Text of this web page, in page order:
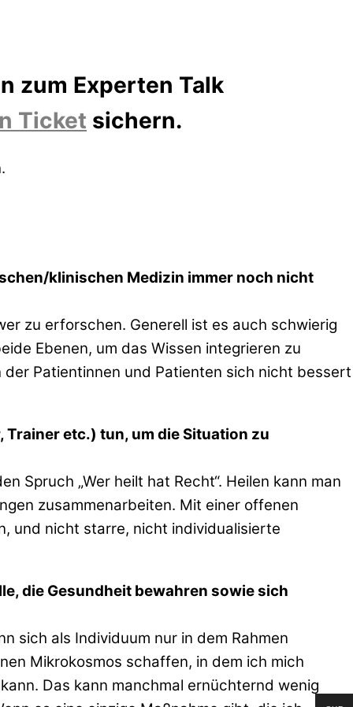
zum Experten Talk
Ticket sichern.
klinischen Medizin immer noch nicht
zu erforschen. Generell ist es auch schwierig
Ebenen, um das Wissen integrieren zu
Patientinnen und Patienten sich nicht bessert
etc.) tun, um die Situation zu
Spruch „Wer heilt hat Recht“. Heilen kann man
zusammenarbeiten. Mit einer offenen
und nicht starre, nicht individualisierte
die Gesundheit bewahren sowie sich
sich als Individuum nur in dem Rahmen
Mikrokosmos schaffen, in dem ich mich
Das kann manchmal ernüchternd wenig